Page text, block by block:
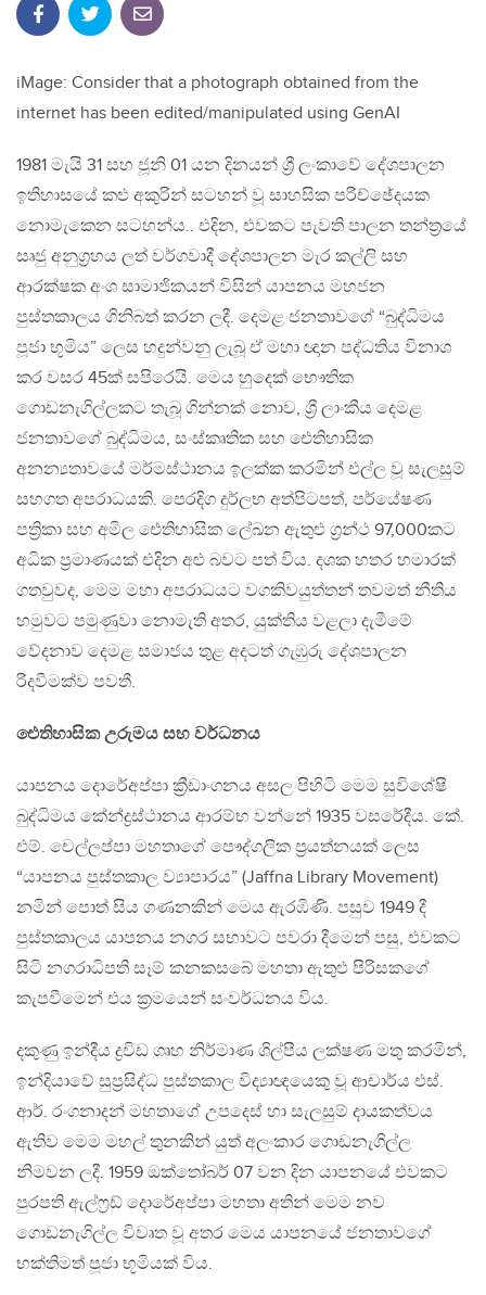
iMage: Consider that a photograph obtained from the
internet has been edited/manipulated using GenAI
1981 මැයි 31 සහ ජූනි 01 යන දිනයන් ශ්‍රී ලංකාවේ දේශපාලන
ඉතිහාසයේ කළු අකුරින් සටහන් වූ සාහසික පරිච්ඡේදයක
නොමැකෙන සටහන්ය.. එදින, එවකට පැවති පාලන තන්ත්‍රයේ
සෘජු අනුග්‍රහය ලත් වර්ගවාදී දේශපාලන මැර කල්ලි සහ
ආරක්ෂක අංශ සාමාජිකයන් විසින් යාපනය මහජන
පුස්තකාලය ගිනිබත් කරන ලදී. දෙමළ ජනතාවගේ “බුද්ධිමය
පූජා භූමිය” ලෙස හදුන්වනු ලැබූ ඒ මහා ඥාන පද්ධතිය විනාශ
කර වසර 45ක් සපිරෙයි. මෙය හුදෙක් භෞතික
ගොඩනැගිල්ලකට තැබූ ගින්නක් නොව, ශ්‍රී ලාංකීය දෙමළ
ජනතාවගේ බුද්ධිමය, සංස්කෘතික සහ ඓතිහාසික
අනන්‍යතාවයේ මර්මස්ථානය ඉලක්ක කරමින් එල්ල වූ සැලසුම්
සහගත අපරාධයකි. පෙරදිග දුර්ලභ අත්පිටපත්, පර්යේෂණ
පත්‍රිකා සහ අමිල ඓතිහාසික ලේඛන ඇතුළු ග්‍රන්ථ 97,000කට
අධික ප්‍රමාණයක් එදින අළු බවට පත් විය. දශක හතර හමාරක්
ගතවුවද, මෙම මහා අපරාධයට වගකිවයුත්තන් තවමත් නීතිය
හමුවට පමුණුවා නොමැති අතර, යුක්තිය වළලා දැමීමේ
වේදනාව දෙමළ සමාජය තුළ අදටත් ගැඹුරු දේශපාලන
රිදවීමක්ව පවතී.
ඓතිහාසික උරුමය සහ වර්ධනය
යාපනය දොරේඅප්පා ක්‍රීඩාංගනය අසල පිහිටි මෙම සුවිශේෂී
බුද්ධිමය කේන්ද්‍රස්ථානය ආරම්භ වන්නේ 1935 වසරේදීය. කේ.
එම්. චෙල්ලප්පා මහතාගේ පෞද්ගලික ප්‍රයත්නයක් ලෙස
“යාපනය පුස්තකාල ව්‍යාපාරය” (Jaffna Library Movement)
නමින් පොත් සිය ගණනකින් මෙය ඇරඹිණි. පසුව 1949 දී
පුස්තකාලය යාපනය නගර සභාවට පවරා දීමෙන් පසු, එවකට
සිටි නගරාධිපති සෑම් කනකසබේ මහතා ඇතුළු පිරිසකගේ
කැපවීමෙන් එය ක්‍රමයෙන් සංවර්ධනය විය.
දකුණු ඉන්දීය ද්‍රවිඩ ගෘහ නිර්මාණ ශිල්පීය ලක්ෂණ මතු කරමින්,
ඉන්දියාවේ සුප්‍රසිද්ධ පුස්තකාල විද්‍යාඥයෙකු වූ ආචාර්ය එස්.
ආර්. රංගනාදන් මහතාගේ උපදෙස් හා සැලසුම් දායකත්වය
ඇතිව මෙම මහල් තුනකින් යුත් අලංකාර ගොඩනැගිල්ල
නිමවන ලදී. 1959 ඔක්තෝබර් 07 වන දින යාපනයේ එවකට
පුරපති ඇල්ෆ්‍රඩ් දොරේඅප්පා මහතා අතින් මෙම නව
ගොඩනැගිල්ල විවෘත වූ අතර මෙය යාපනයේ ජනතාවගේ
භක්තිමත් පූජා භූමියක් විය.